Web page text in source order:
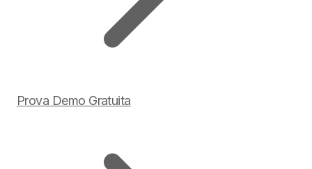
Prova Demo Gratuita